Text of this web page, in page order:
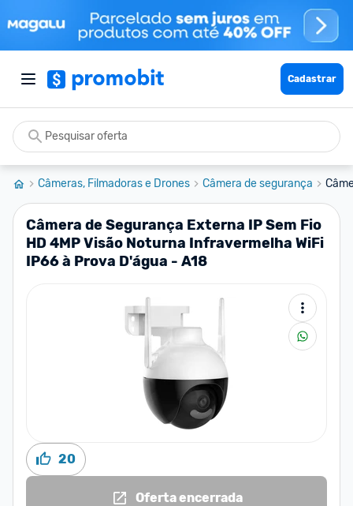
Cadastrar
Câmeras, Filmadoras e Drones Câmera de segurança
Câmera de Segurança Externa IP Sem Fio
HD 4MP Visão Noturna Infravermelha WiFi
IP66 à Prova D'água - A18
20
Oferta encerrada